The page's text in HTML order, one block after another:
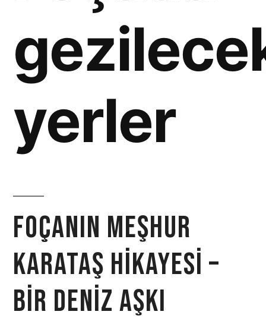
yerler
Foçanın Meşhur
Karataş Hikayesi –
Bir Deniz Aşkı